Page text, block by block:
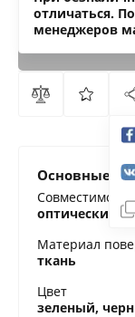
отличаться.
менеджеров
Основные
Совместимость
оптические
Материал
ткань
Цвет
зеленый,